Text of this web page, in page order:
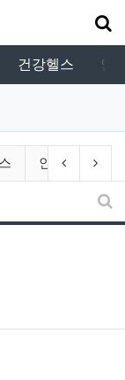
건강헬스 인
인생생활이전 그룹
다
새